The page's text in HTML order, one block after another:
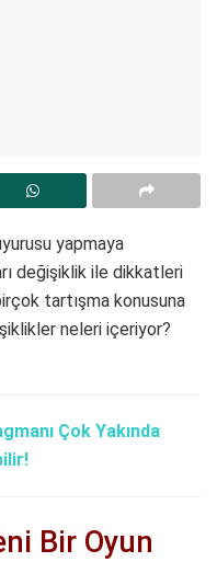
yapmaya
değişiklik ile dikkatleri
tartışma konusuna
neleri içeriyor?
Çok Yakında
Bir Oyun